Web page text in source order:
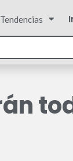
Tendencias